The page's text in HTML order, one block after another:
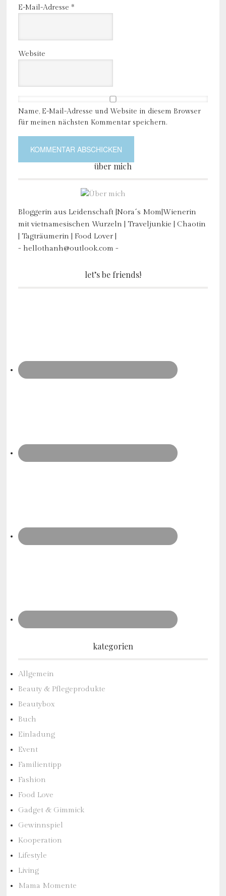
E-Mail-Adresse *
Website
Name, E-Mail-Adresse und Website in diesem Browser
für meinen nächsten Kommentar speichern.
über mich
Bloggerin aus Leidenschaft |Nora´s Mom|Wienerin
mit vietnamesischen Wurzeln | Traveljunkie | Chaotin
| Tagträumerin | Food Lover |
- hellothanh@outlook.com -
let’s be friends!
kategorien
Allgemein
Beauty & Pflegeprodukte
Beautybox
Buch
Einladung
Event
Familientipp
Fashion
Food Love
Gadget & Gimmick
Gewinnspiel
Kooperation
Lifestyle
Living
Mama Momente